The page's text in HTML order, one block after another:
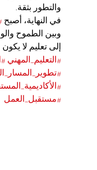
والتطور بثقة.
في النهاية، أصبح
وبين الطموح
إلى تعليم لا
#التعليم_المهني
#مستقبل_العمل